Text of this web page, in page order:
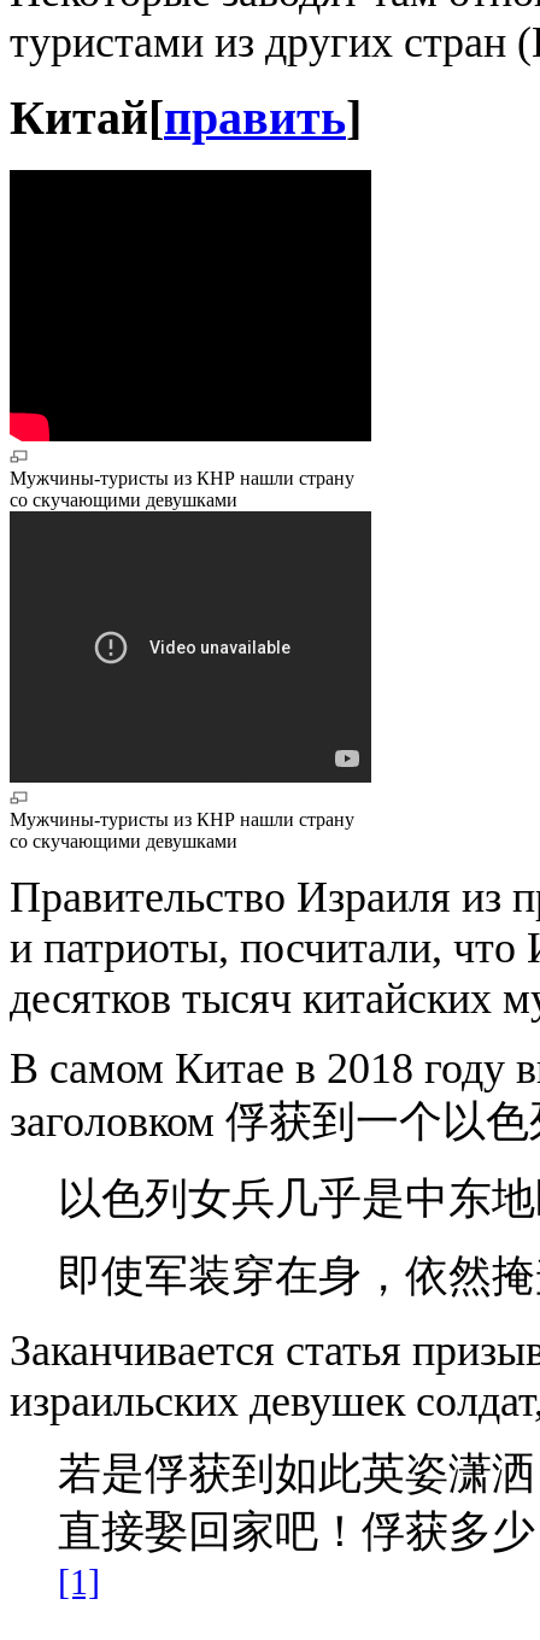
туристами из других стран
Китай [править]
Мужчины-туристы из КНР нашли страну
со скучающими девушками
Мужчины-туристы из КНР нашли страну
со скучающими девушками
Правительство Израиля из
и патриоты, посчитали, что
десятков тысяч китайских
В самом Китае в 2018 году
заголовком 俘获到一个以
以色列女兵几乎是中东
即使军装穿在身，依然
Заканчивается статья
израильских девушек
若是俘获到如此英姿潇
直接娶回家吧！俘获多
[1]